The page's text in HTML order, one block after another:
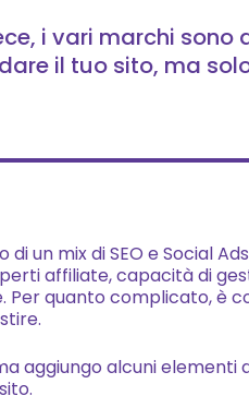
i vari marchi sono
il tuo sito, ma
un mix di SEO e Social
affiliate, capacità di
Per quanto complicato, è
aggiungo alcuni